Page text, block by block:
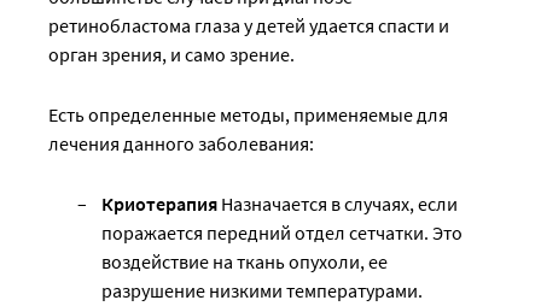
ретинобластома глаза у детей удается спасти и
орган зрения, и само зрение.
Есть определенные методы, применяемые для
лечения данного заболевания:
Криотерапия Назначается в случаях, если
поражается передний отдел сетчатки. Это
воздействие на ткань опухоли, ее
разрушение низкими температурами.